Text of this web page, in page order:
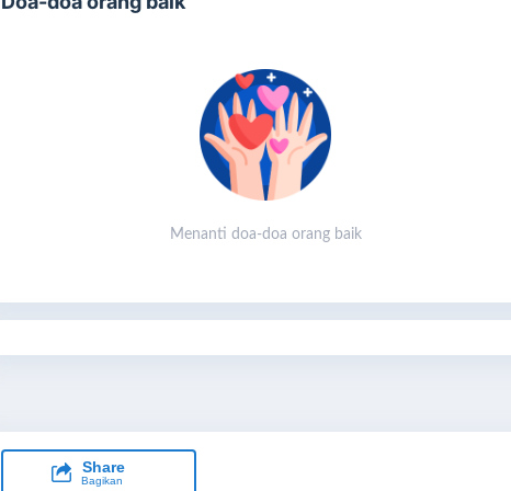
penghasilan, tetapi juga rasa percaya diri untuk menghadapi hari esok
"Program ini telah mengubah hidup saya. Sekarang, saya tidak
hanya bisa membantu ekonomi keluarga, tetapi juga tetap kuat
- Bu Yuliyati.
Bu Yuliyati adalah salah satu dari banyak pasien yang telah merasakan
manfaat dari program ini. Dengan dukungan Anda, kami bisa
membantu lebih banyak pasien TBC RO untuk memiliki harapan baru.
Setiap donasi yang Anda berikan memiliki dampak besar:
Rp500.000mendukung pendampingan usaha agar mereka
bisa bertahan dan berkembang.
Menanti doa-doa orang baik
Share
Bagikan